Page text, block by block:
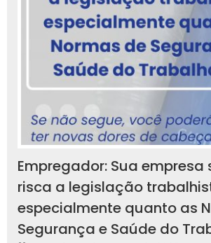
Empregador: Sua empresa
risca a legislação
especialmente quanto as
Segurança e Saúde do